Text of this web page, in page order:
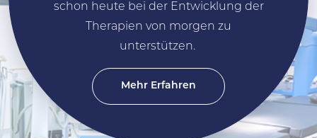
schon heute bei der Entwicklung der
Therapien von morgen zu
unterstützen.
Mehr Erfahren